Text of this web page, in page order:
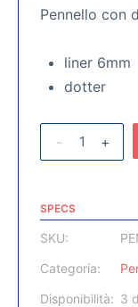
Pennello con
liner 6mm
dotter
- +
SPECS
SKU:
Categoria:
Disponibilità: 3